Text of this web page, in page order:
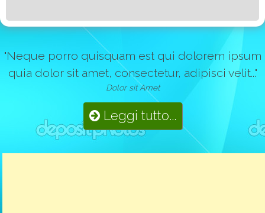
"Neque porro quisquam est qui dolorem ipsum
quia dolor sit amet, consectetur, adipisci velit..."
Dolor sit Amet
Leggi tutto...